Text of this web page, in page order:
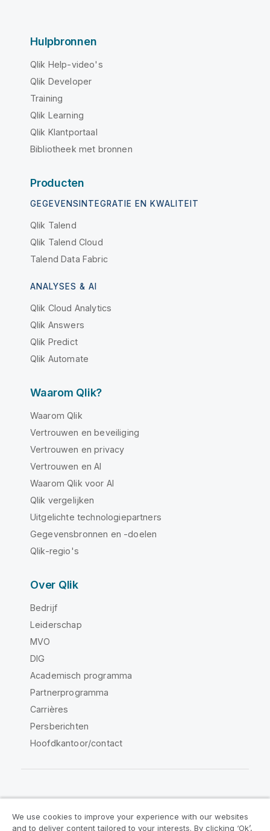
Hulpbronnen
Qlik Help-video's
Qlik Developer
Training
Qlik Learning
Qlik Klantportaal
Bibliotheek met bronnen
Producten
GEGEVENSINTEGRATIE EN KWALITEIT
Qlik Talend
Qlik Talend Cloud
Talend Data Fabric
ANALYSES & AI
Qlik Cloud Analytics
Qlik Answers
Qlik Predict
Qlik Automate
Waarom Qlik?
Waarom Qlik
Vertrouwen en beveiliging
Vertrouwen en privacy
Vertrouwen en AI
Waarom Qlik voor AI
Qlik vergelijken
Uitgelichte technologiepartners
Gegevensbronnen en -doelen
Qlik-regio's
Over Qlik
Bedrijf
Leiderschap
MVO
DIG
Academisch programma
Partnerprogramma
Carrières
Persberichten
Hoofdkantoor/contact
We use cookies to improve your experience with our websites
and to deliver content tailored to your interests. By clicking ‘Ok’,